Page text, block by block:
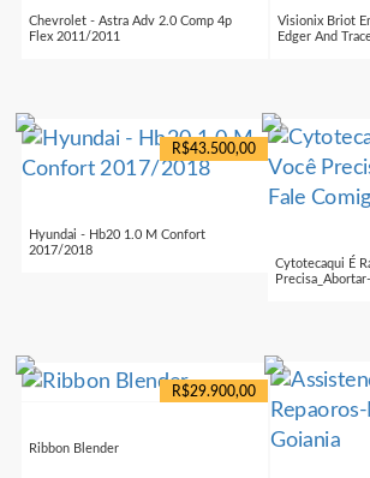
Chevrolet - Astra Adv 2.0 Comp 4p
Flex 2011/2011
Visionix Briot
Edger And
R$43.500,00
Hyundai - Hb20 1.0 M Confort
2017/2018
Cytotecaqui É
R$29.900,00
Ribbon Blender